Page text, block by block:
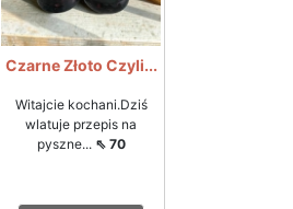
Czarne Złoto Czyli...
Witajcie kochani.Dziś
wlatuje przepis na
pyszne... ⇖ 70